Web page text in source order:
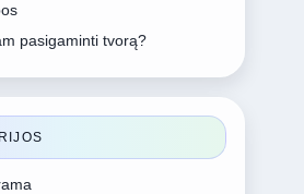
pasigaminti tvorą?